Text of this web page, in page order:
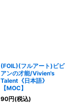
(FOIL)(フルアート)ビビ
アンの才能/Vivien's
Talent《日本語》
【MOC】
90円(税込)